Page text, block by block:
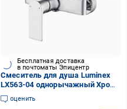
Бесплатная доставка
в почтоматы Эпицентр
Смеситель для душа Luminex
LX563-04 однорычажный Хром
(EA-LX563-04)
оценить